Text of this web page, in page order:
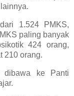
1.524 PMKS,
paling banyak
424 orang,
210 orang.
dibawa ke Panti